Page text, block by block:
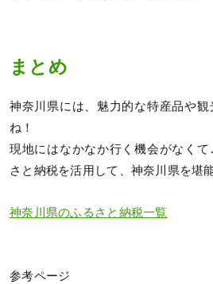
まとめ
神奈川県には、魅力的な特産品や
ね！
現地にはなかなか行く機会がなく
さと納税を活用して、神奈川県を堪
神奈川県のふるさと納税一覧
参考ページ